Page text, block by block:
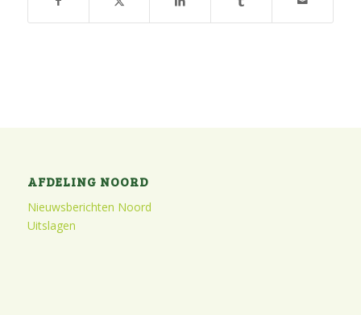
AFDELING NOORD
Nieuwsberichten Noord
Uitslagen